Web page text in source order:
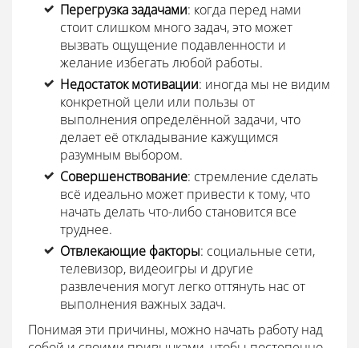
Перегрузка задачами: когда перед нами
стоит слишком много задач, это может
вызвать ощущение подавленности и
желание избегать любой работы.
Недостаток мотивации: иногда мы не видим
конкретной цели или пользы от
выполнения определённой задачи, что
делает её откладывание кажущимся
разумным выбором.
Совершенствование: стремление сделать
всё идеально может привести к тому, что
начать делать что-либо становится все
труднее.
Отвлекающие факторы: социальные сети,
телевизор, видеоигры и другие
развлечения могут легко оттянуть нас от
выполнения важных задач.
Понимая эти причины, можно начать работу над